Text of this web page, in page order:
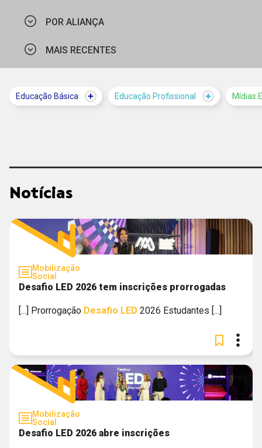
POR ALIANÇA
ORGANIZAÇÃO DOS ESTADOS IBERO-AMERICANOS
MAIS RECENTES
Educação Básica Educação Profissional Mídias
Notícias
Mobilização
Social
Desafio LED 2026 tem inscrições prorrogadas
[...] Prorrogação Desafio LED 2026 Estudantes [...]
Mobilização
Social
Desafio LED 2026 abre inscrições